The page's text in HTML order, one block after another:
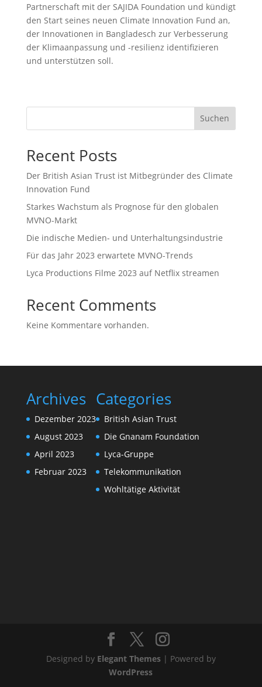
Partnerschaft mit der SAJIDA Foundation und kündigt
den Start seines neuen Climate Innovation Fund an,
der Innovationen in Bangladesch zur Verbesserung
der Klimaanpassung und -resilienz identifizieren
und unterstützen soll.
Suchen
Recent Posts
Der British Asian Trust ist Mitbegründer des Climate
Innovation Fund
Starkes Wachstum als Prognose für den globalen
MVNO-Markt
Die indische Medien- und Unterhaltungsindustrie
Für das Jahr 2023 erwartete MVNO-Trends
Lyca Productions Filme 2023 auf Netflix streamen
Recent Comments
Keine Kommentare vorhanden.
Archives
Dezember 2023
August 2023
April 2023
Februar 2023
Categories
British Asian Trust
Die Gnanam Foundation
Lyca-Gruppe
Telekommunikation
Wohltätige Aktivität
Designed by Elegant Themes| Powered by
WordPress